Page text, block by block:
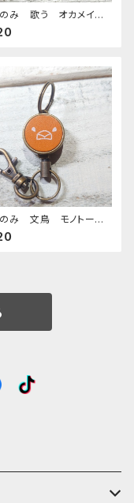
のみ 歌う オカメイン
トーン キャメル おか
のみ 文鳥 モノトー
メル ぶんちょう ブン